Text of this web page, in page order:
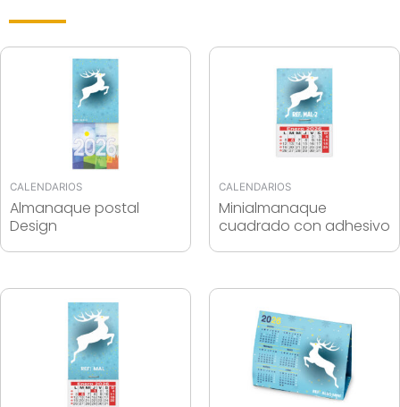
CALENDARIOS
Almanaque postal
Design
CALENDARIOS
Minialmanaque
cuadrado con adhesivo